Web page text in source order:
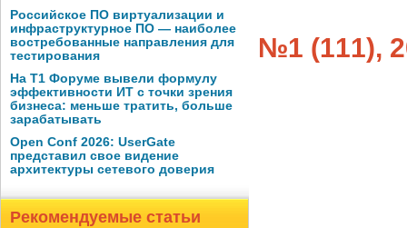
Российское ПО виртуализации и
инфраструктурное ПО — наиболее
востребованные направления для
тестирования
На Т1 Форуме вывели формулу
эффективности ИТ с точки зрения
бизнеса: меньше тратить, больше
зарабатывать
Open Conf 2026: UserGate
представил свое видение
архитектуры сетевого доверия
Рекомендуемые статьи
№1 (111),